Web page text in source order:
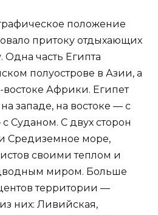
положение
притоку отдыхающих
Одна часть Египта
полуострове в Азии, а
востоке Африки. Египет
западе, на востоке — с
Суданом. С двух сторон
Средиземное море,
своими теплом и
миром. Больше
территории —
них: Ливийская,